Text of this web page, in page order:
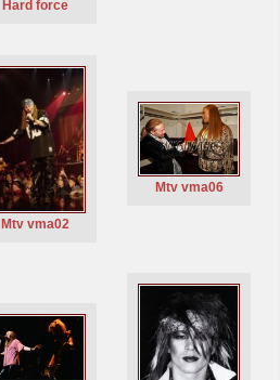
Hard force
Mtv vma02
Mtv vma06